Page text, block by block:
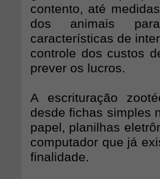
contento, até
dos animais
características de
controle dos custos
prever os lucros.
A escrituração
desde fichas simples
papel, planilhas
computador que já
finalidade.